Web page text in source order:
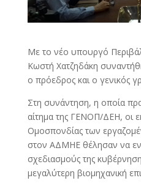
Με το νέο υπουργό
Κωστή Χατζηδάκη
ο πρόεδρος και ο γενικός
Στη συνάντηση, η οποία
αίτημα της ΓΕΝΟΠ/ΔΕΗ, οι
Ομοσπονδίας των
στον ΑΔΜΗΕ θέλησαν να
σχεδιασμούς της
μεγαλύτερη βιομηχανική